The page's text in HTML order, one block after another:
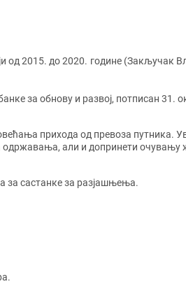
од 2015. до 2020. године (Закључак
за обнову и развој, потписан 31.
прихода од превоза путника.
одржавања, али и допринети очувању
за састанке за разјашњења.